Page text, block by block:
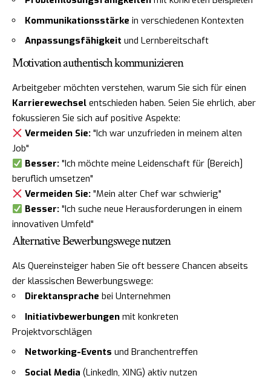
Kommunikationsstärke in verschiedenen Kontexten
Anpassungsfähigkeit und Lernbereitschaft
Motivation authentisch kommunizieren
Arbeitgeber möchten verstehen, warum Sie sich für einen
Karrierewechsel entschieden haben. Seien Sie ehrlich, aber
fokussieren Sie sich auf positive Aspekte:
Vermeiden Sie: "Ich war unzufrieden in meinem alten
Job"
Besser: "Ich möchte meine Leidenschaft für [Bereich]
beruflich umsetzen"
Vermeiden Sie: "Mein alter Chef war schwierig"
Besser: "Ich suche neue Herausforderungen in einem
innovativen Umfeld"
Alternative Bewerbungswege nutzen
Als Quereinsteiger haben Sie oft bessere Chancen abseits
der klassischen Bewerbungswege:
Direktansprache bei Unternehmen
Initiativbewerbungen mit konkreten
Projektvorschlägen
Networking-Events und Branchentreffen
Social Media (LinkedIn, XING) aktiv nutzen